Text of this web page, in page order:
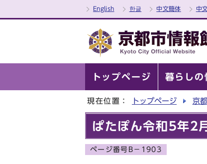
English 한글 中文簡体 中
トップページ 暮らしの
現在位置： トップページ 京
ぱたぽん令和5年2月
ページ番号B－1903